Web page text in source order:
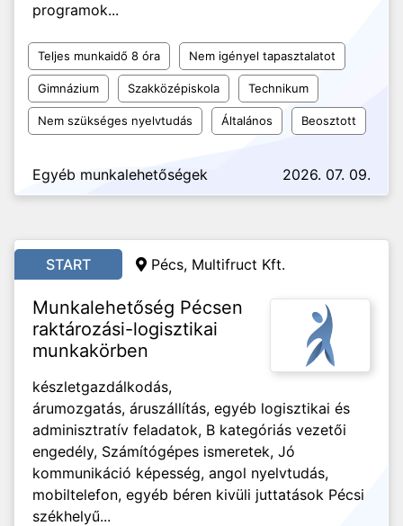
programok...
Teljes munkaidő 8 óra Nem igényel tapasztalatot
Gimnázium Szakközépiskola Technikum
Nem szükséges nyelvtudás Általános Beosztott
Egyéb munkalehetőségek 2026. 07. 09.
START Pécs, Multifruct Kft.
Munkalehetőség Pécsen
raktározási-logisztikai
munkakörben
készletgazdálkodás,
árumozgatás, áruszállítás, egyéb logisztikai és
adminisztratív feladatok, B kategóriás vezetői
engedély, Számítógépes ismeretek, Jó
kommunikáció képesség, angol nyelvtudás,
mobiltelefon, egyéb béren kivüli juttatások Pécsi
székhelyű...